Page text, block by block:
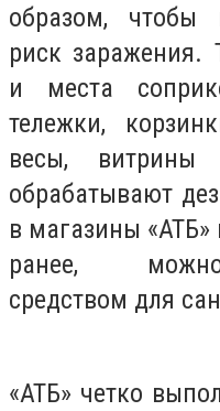
образом, чтобы
риск заражения.
и места
тележки,
весы,
обрабатывают
в магазины «АТБ»
ранее, можно
средством для
«АТБ» четко